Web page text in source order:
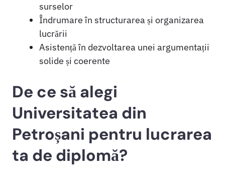
surselor
Îndrumare în structurarea și organizarea
lucrării
Asistență în dezvoltarea unei argumentații
solide și coerente
De ce să alegi
Universitatea din
Petroșani pentru lucrarea
ta de diplomă?